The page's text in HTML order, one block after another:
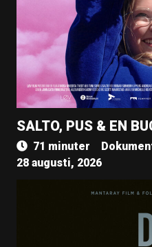
SALTO, PUS & EN
71 minuter
28 augusti, 2026